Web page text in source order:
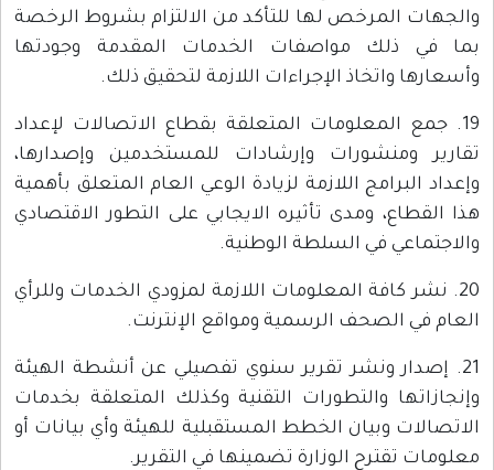
والجهات المرخص لها للتأكد من الالتزام بشروط الرخصة
بما في ذلك مواصفات الخدمات المقدمة وجودتها
وأسعارها واتخاذ الإجراءات اللازمة لتحقيق ذلك.
19. جمع المعلومات المتعلقة بقطاع الاتصالات لإعداد
تقارير ومنشورات وإرشادات للمستخدمين وإصدارها،
وإعداد البرامج اللازمة لزيادة الوعي العام المتعلق بأهمية
هذا القطاع، ومدى تأثيره الايجابي على التطور الاقتصادي
والاجتماعي في السلطة الوطنية.
20. نشر كافة المعلومات اللازمة لمزودي الخدمات وللرأي
العام في الصحف الرسمية ومواقع الإنترنت.
21. إصدار ونشر تقرير سنوي تفصيلي عن أنشطة الهيئة
وإنجازاتها والتطورات التقنية وكذلك المتعلقة بخدمات
الاتصالات وبيان الخطط المستقبلية للهيئة وأي بيانات أو
معلومات تقترح الوزارة تضمينها في التقرير.